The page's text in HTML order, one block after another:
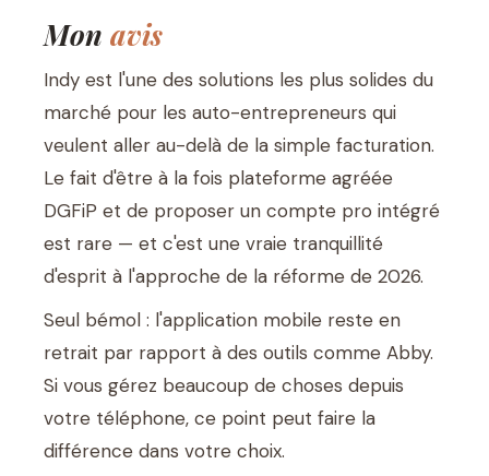
Mon avis
Indy est l'une des solutions les plus solides du
marché pour les auto-entrepreneurs qui
veulent aller au-delà de la simple facturation.
Le fait d'être à la fois plateforme agréée
DGFiP et de proposer un compte pro intégré
est rare — et c'est une vraie tranquillité
d'esprit à l'approche de la réforme de 2026.
Seul bémol : l'application mobile reste en
retrait par rapport à des outils comme Abby.
Si vous gérez beaucoup de choses depuis
votre téléphone, ce point peut faire la
différence dans votre choix.